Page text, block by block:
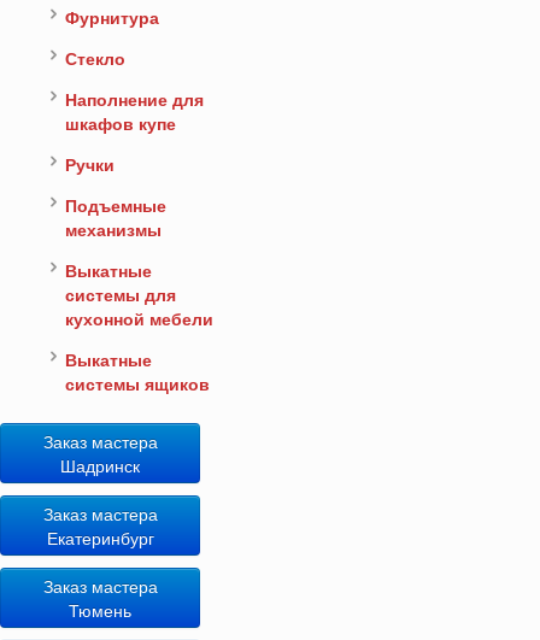
Фурнитура
Стекло
Наполнение для
шкафов купе
Ручки
Подъемные
механизмы
Выкатные
системы для
кухонной мебели
Выкатные
системы ящиков
Заказ мастера
Шадринск
Заказ мастера
Екатеринбург
Заказ мастера
Тюмень